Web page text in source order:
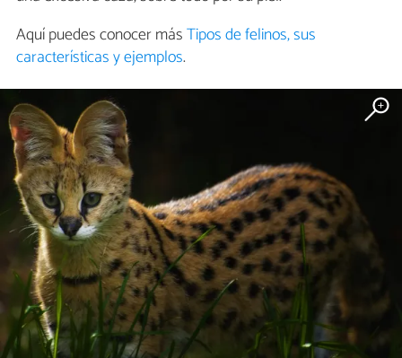
Aquí puedes conocer másTipos de felinos, sus
características y ejemplos.